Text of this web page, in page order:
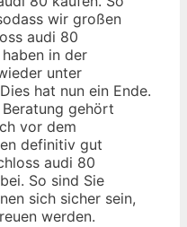
wir großen
audi 80
in der
unter
hat nun ein Ende.
gehört
vor dem
definitiv gut
audi 80
So sind Sie
sich sicher sein,
werden.